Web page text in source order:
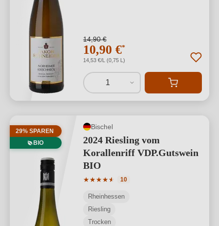
14,90 €
10,90 €*
14,53 €/L (0,75 L)
1
29% SPAREN
BIO
Bischel
2024 Riesling vom
Korallenriff VDP.Gutswein
BIO
★★★★★
★
Durchschnittliche Bewertung von 4.8
10
Rheinhessen
Riesling
Trocken